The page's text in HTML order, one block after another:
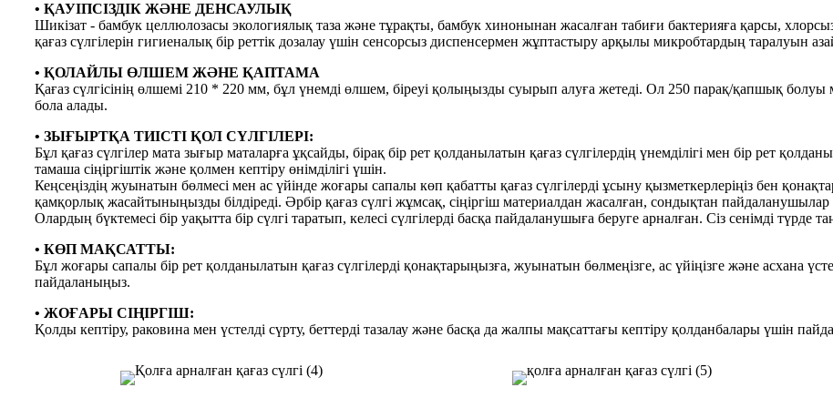
• ҚАУІПСІЗДІК ЖӘНЕ ДЕНСАУЛЫҚ
Шикізат - бамбук целлюлозасы экологиялық таза және тұрақты, бамбук хинонынан жасалған табиғи бактерияға қарсы,
қағаз сүлгілерін гигиеналық бір реттік дозалау үшін сенсорсыз диспенсермен жұптастыру арқылы микробтардың таралуын
• ҚОЛАЙЛЫ ӨЛШЕМ ЖӘНЕ ҚАПТАМА
Қағаз сүлгісінің өлшемі 210 * 220 мм, бұл үнемді өлшем, біреуі қолыңызды суырып алуға жетеді. Ол 250 парақ/қапшық болуы
бола алады.
• ЗЫҒЫРТҚА ТИІСТІ ҚОЛ СҮЛГІЛЕРІ:
Бұл қағаз сүлгілер мата зығыр маталарға ұқсайды, бірақ бір рет қолданылатын қағаз сүлгілердің үнемділігі мен бір рет
тамаша сіңіргіштік және қолмен кептіру өнімділігі үшін.
Кеңсеңіздің жуынатын бөлмесі мен ас үйінде жоғары сапалы көп қабатты қағаз сүлгілерді ұсыну қызметкерлеріңіз бен
қамқорлық жасайтыныңызды білдіреді. Әрбір қағаз сүлгі жұмсақ, сіңіргіш материалдан жасалған, сондықтан
Олардың бүктемесі бір уақытта бір сүлгі таратып, келесі сүлгілерді басқа пайдаланушыға беруге арналған. Сіз сенімді түрде
• КӨП МАҚСАТТЫ:
Бұл жоғары сапалы бір рет қолданылатын қағаз сүлгілерді қонақтарыңызға, жуынатын бөлмеңізге, ас үйіңізге және асхана
пайдаланыңыз.
• ЖОҒАРЫ СІҢІРГІШ:
Қолды кептіру, раковина мен үстелді сүрту, беттерді тазалау және басқа да жалпы мақсаттағы кептіру қолданбалары үшін